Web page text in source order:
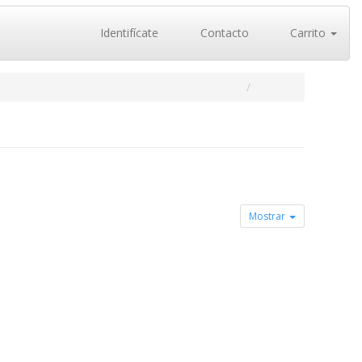
Identifícate Contacto Carrito
Mostrar